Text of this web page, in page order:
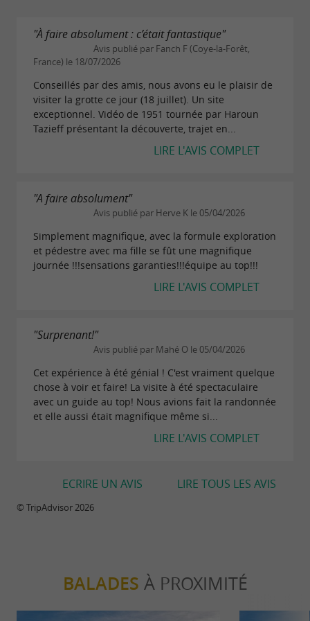
Adélie
5h + accès grotte (âge minimum : 14 ans)
Randonnée spéléo sportive, et technique, hors
sentier (éboulis et blocs)
Aranzadi
5h + accès grotte (âge minimum : 14 ans)
Randonnée spéléo sportive et technique
(escalade sécurisée de 80m)
Arphidia
5h + accès grotte (âge minimum : 14 ans)
Parcours spéléo technique. Mains courantes
aériennes et descentes en rappel (maximum
8h + accès grotte (âge minimum : 16 ans)
"À faire absolument : c’était fantastique"
Avis publié par Fanch F (Coye-la-Forêt,
France) le 18/07/2026
Conseillés par des amis, nous avons eu le plaisir de
visiter la grotte ce jour (18 juillet). Un site
exceptionnel. Vidéo de 1951 tournée par Haroun
Tazieff présentant la découverte, trajet en...
LIRE L'AVIS COMPLET
"A faire absolument"
Avis publié par Herve K le 05/04/2026
Simplement magnifique, avec la formule exploration
et pédestre avec ma fille se fût une magnifique
journée !!!sensations garanties!!!équipe au top!!!
LIRE L'AVIS COMPLET
"Surprenant!"
Avis publié par Mahé O le 05/04/2026
Cet expérience à été génial ! C'est vraiment quelque
chose à voir et faire! La visite à été spectaculaire
avec un guide au top! Nous avions fait la randonnée
et elle aussi était magnifique même si...
LIRE L'AVIS COMPLET
LIRE TOUS LES AVIS
ECRIRE UN AVIS
© TripAdvisor 2026
BALADES À PROXIMITÉ